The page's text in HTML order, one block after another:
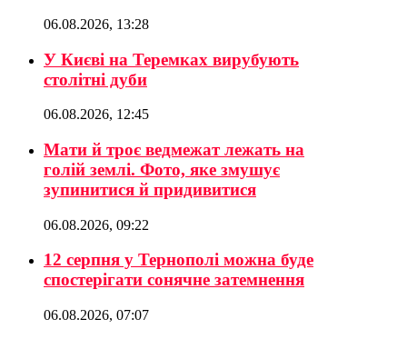
06.08.2026, 13:28
У Києві на Теремках вирубують
столітні дуби
06.08.2026, 12:45
Мати й троє ведмежат лежать на
голій землі. Фото, яке змушує
зупинитися й придивитися
06.08.2026, 09:22
12 серпня у Тернополі можна буде
спостерігати сонячне затемнення
06.08.2026, 07:07